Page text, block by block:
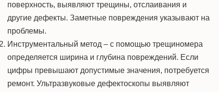
поверхность, выявляют трещины, отслаивания и
другие дефекты. Заметные повреждения указывают на
проблемы.
Инструментальный метод – с помощью трещиномера
определяется ширина и глубина повреждений. Если
цифры превышают допустимые значения, потребуется
ремонт. Ультразвуковые дефектоскопы выявляют